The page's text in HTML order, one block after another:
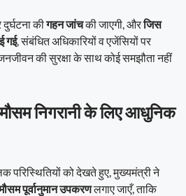
कीगहन जांचकी जाएगी, औरजिस
गई, संबंधित अधिकारियों व एजेंसियों पर
की सुरक्षा के साथ कोई समझौता नहीं
मौसम निगरानी के लिए आधुनिक
परिस्थितियों को देखते हुए, मुख्यमंत्री ने
पूर्वानुमान उपकरणलगाए जाएँ, ताकि